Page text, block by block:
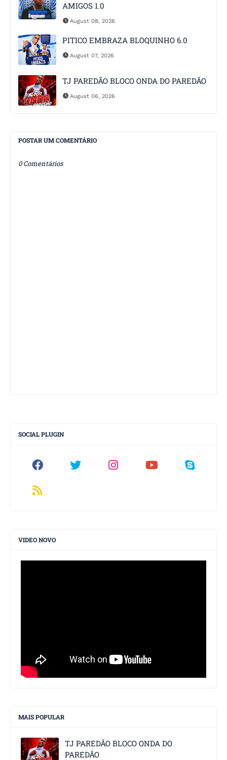
AMIGOS 1.0
August 08, 2026
PITICO EMBRAZA BLOQUINHO 6.0
August 07, 2026
TJ PAREDÃO BLOCO ONDA DO PAREDÃO
August 06, 2026
POSTAR UM COMENTÁRIO
0 Comentários
SOCIAL PLUGIN
VIDEO NOVO
MAIS POPULAR
TJ PAREDÃO BLOCO ONDA DO
PAREDÃO